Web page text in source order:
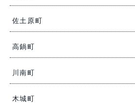
佐土原町
高鍋町
川南町
木城町